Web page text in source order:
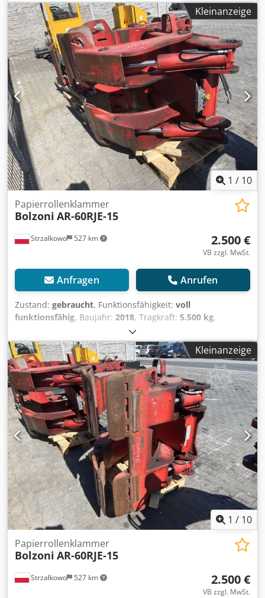
10.000 kg Cedpezlvmusfx Aqtorf Zustand: Einsatzbereit
und voll funktionsfähig Zustand Technisch: gut
Beschreibung: Year 1999 ISO 4A (61 cm) Capacity 3500 kg
Opening range 250-1300 mm Rotator ID OS2048
Kleinanzeige
1 / 10
Strzałkowo 527 km
Papierrollenklammer
Bolzoni AR-60RJE-15
2.500 €
VB zzgl. MwSt.
Anfragen Anrufen
Zustand: gebraucht, Funktionsfähigkeit: voll
funktionsfähig, Baujahr: 2018, Tragkraft: 5.500 kg,
Papierrollenklammer Lastschwerpunkt: 760 ISO Klasse: ISO
Klasse 4 = 5.000 - 10.000 kg Csdszlvmnopfx Aqtorf Zustand:
Einsatzbereit und voll funktionsfähig Zustand Technisch:
gut Beschreibung: Year 2018 ISO 4A (41 cm) Capacity 5500
kg Opening range 500-1520 mm Width 930 mm Rotator
180° ID OS2047
Kleinanzeige
1 / 10
Strzałkowo 527 km
Papierrollenklammer
Bolzoni AR-60RJE-15
2.500 €
VB zzgl. MwSt.